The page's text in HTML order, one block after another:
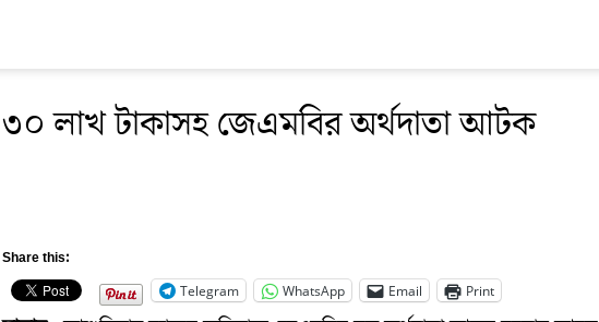
৩০ লাখ টাকাসহ জেএমবির অর্থদাতা আটক
Share this:
Telegram
WhatsApp Email Print